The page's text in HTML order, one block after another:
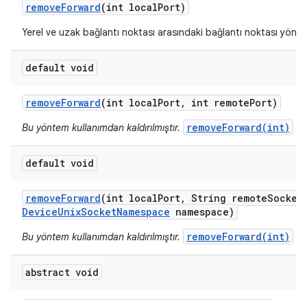
removeForward(int localPort)
Yerel ve uzak bağlantı noktası arasındaki bağlantı noktası
default void
removeForward(int localPort, int remotePort)
Bu yöntem kullanımdan kaldırılmıştır. removeForward(int)
default void
removeForward(int localPort, String remoteSocket
DeviceUnixSocketNamespace namespace)
Bu yöntem kullanımdan kaldırılmıştır. removeForward(int)
abstract void